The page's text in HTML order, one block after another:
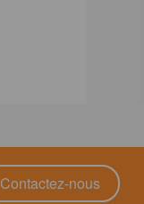
Contactez-nous